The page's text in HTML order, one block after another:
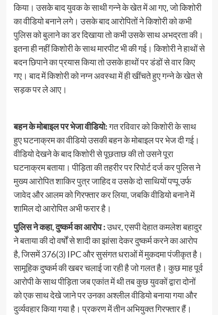
किया। उसके बाद युवक के साथी गन्ने के खेत में आ गए, जो किशोरी
का वीडियो बनाने लगे। उसके बाद आरोपितों ने किशोरी को कभी
पुलिस को बुलाने का डर दिखाया तो कभी उसके साथ अभद्रता की।
इतना ही नहीं किशोरी के साथ मारपीट भी की गई। किशोरी ने हाथों से
बदन छिपाने का प्रयास किया तो उसके हाथों पर डंडों से वार किए
गए। बाद में किशोरी को नग्न अवस्था में ही खींचते हुए गन्ने के खेत से
सड़क पर ले आए।
बहन के मोबाइल पर भेजा वीडियो:गत रविवार को किशोरी के साथ
हुए घटनाक्रम का वीडियो उसकी बहन के मोबाइल पर भेज दी गई।
वीडियो देखने के बाद किशोरी से पूछताछ की तो उसने पूरा
घटनाक्रम बताया। पीड़िता की तहरीर पर रिपोर्ट दर्ज कर पुलिस ने
मुख्य आरोपित शाकिर पुत्र जाहिद व उसके दो साथियों पप्पू उर्फ
जावेद और आलम को गिरफ्तार कर लिया, जबकि वीडियो बनाने में
शामिल दो आरोपित अभी फरार है।
पुलिस ने कहा, दुष्कर्म का आरोप :उधर, एसपी देहात कमलेश बहादुर
ने बताया की दो वर्षों से शादी का झांसा देकर दुष्कर्म करने का आरोप
है, जिसमें 376(3) IPC और सुसंगत धराओं में मुकदमा पंजीकृत है।
सामूहिक दुष्कर्म की खबर चलाई जा रही है जो गलत है। कुछ माह पूर्व
आरोपी के साथ पीड़िता जब एकांत में थी तब कुछ युवकों द्वारा दोनों
को एक साथ देखे जाने पर उनका अश्लील वीडियो बनाया गया और
दुर्व्यवहार किया गया है। प्रकरण में तीन अभियुक्त गिरफ्तार हैं।